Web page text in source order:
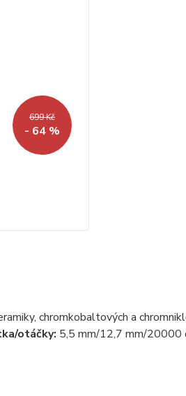
699 Kč
- 64 %
chromkobaltových a
otáčky: 5,5 mm/12,7 mm/20000